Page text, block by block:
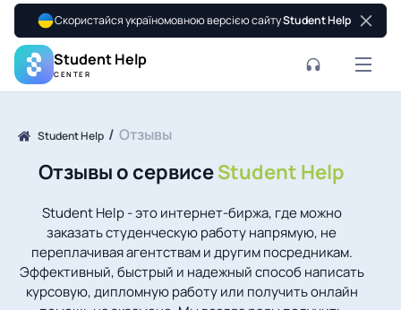
Скористайся україномовною версією сайтуStudent Help
Student Help
CENTER
Student Help Отзывы
Отзывы о сервисеStudent Help
Student Help - это интернет-биржа, где можно
заказать студенческую работу напрямую, не
переплачивая агентствам и другим посредникам.
Эффективный, быстрый и надежный способ написать
курсовую, дипломную работу или получить онлайн